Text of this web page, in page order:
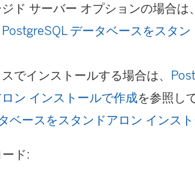
ド サーバー オプションの場合は
PostgreSQL データベースをスタン
でインストールする場合は、
ン インストールで作成を参照し
ベースをスタンドアロン インス
ド: